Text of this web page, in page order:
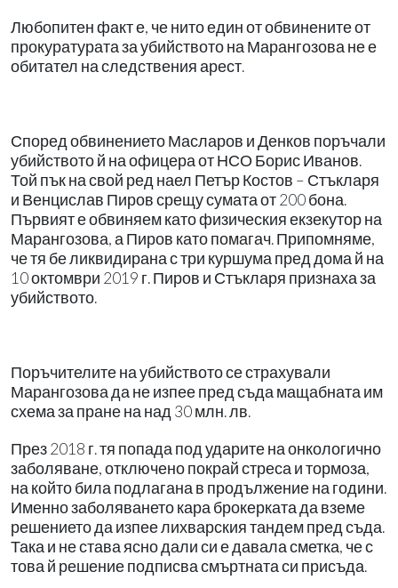
Любопитен факт е, че нито един от обвинените от
прокуратурата за убийството на Марангозова не е
обитател на следствения арест.
Според обвинението Масларов и Денков поръчали
убийството й на офицера от НСО Борис Иванов.
Той пък на свой ред наел Петър Костов – Стъкларя
и Венцислав Пиров срещу сумата от 200 бона.
Първият е обвиняем като физическия екзекутор на
Марангозова, а Пиров като помагач. Припомняме,
че тя бе ликвидирана с три куршума пред дома й на
10 октомври 2019 г. Пиров и Стъкларя признаха за
убийството.
Поръчителите на убийството се страхували
Марангозова да не изпее пред съда мащабната им
схема за пране на над 30 млн. лв.
През 2018 г. тя попада под ударите на онкологично
заболяване, отключено покрай стреса и тормоза,
на който била подлагана в продължение на години.
Именно заболяването кара брокерката да вземе
решението да изпее лихварския тандем пред съда.
Така и не става ясно дали си е давала сметка, че с
това й решение подписва смъртната си присъда.